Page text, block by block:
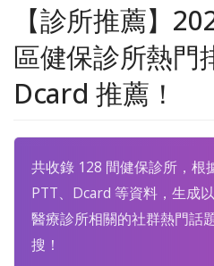
【診所推薦】
區健保診所熱門
Dcard 推薦！
共收錄 128 間健保診所，根
PTT、Dcard 等資料，生成
醫療診所相關的社群熱門話
搜！